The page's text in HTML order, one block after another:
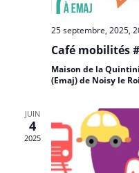
25 septembre, 2025,
Café mobilités
Maison de la
(Emaj) de Noisy le Roi
JUIN
4
2025